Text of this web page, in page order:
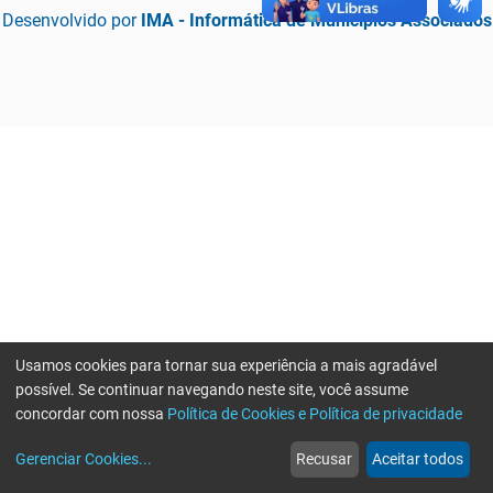
Desenvolvido por IMA - Informática de Municípios Associados
web
Notícias
more_horiz
Mais
Usamos cookies para tornar sua experiência a mais agradável
possível. Se continuar navegando neste site, você assume
concordar com nossa Política de Cookies e Política de privacidade
Gerenciar Cookies... Recusar Aceitar todos
Erro ao enviar informações, por favor tente novamente